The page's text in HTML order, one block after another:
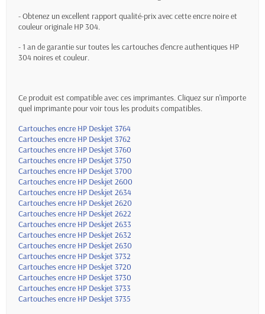
- Obtenez un excellent rapport qualité-prix avec cette encre noire et
couleur originale HP 304.
- 1 an de garantie sur toutes les cartouches d'encre authentiques HP
304 noires et couleur.
Ce produit est compatible avec ces imprimantes. Cliquez sur n'importe
quel imprimante pour voir tous les produits compatibles.
Cartouches encre HP Deskjet 3764
Cartouches encre HP Deskjet 3762
Cartouches encre HP Deskjet 3760
Cartouches encre HP Deskjet 3750
Cartouches encre HP Deskjet 3700
Cartouches encre HP Deskjet 2600
Cartouches encre HP Deskjet 2634
Cartouches encre HP Deskjet 2620
Cartouches encre HP Deskjet 2622
Cartouches encre HP Deskjet 2633
Cartouches encre HP Deskjet 2632
Cartouches encre HP Deskjet 2630
Cartouches encre HP Deskjet 3732
Cartouches encre HP Deskjet 3720
Cartouches encre HP Deskjet 3730
Cartouches encre HP Deskjet 3733
Cartouches encre HP Deskjet 3735